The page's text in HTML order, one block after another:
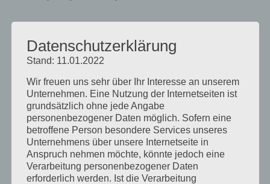
Kommentar absenden
Du musst angemeldetsein, um einen
Kommentar abzugeben.
Datenschutzerklärung
Stand: 11.01.2022
Wir freuen uns sehr über Ihr Interesse an unserem
Unternehmen. Eine Nutzung der Internetseiten ist
grundsätzlich ohne jede Angabe
personenbezogener Daten möglich. Sofern eine
betroffene Person besondere Services unseres
Unternehmens über unsere Internetseite in
Anspruch nehmen möchte, könnte jedoch eine
Verarbeitung personenbezogener Daten
erforderlich werden. Ist die Verarbeitung